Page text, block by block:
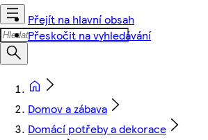
Přejít na hlavní obsah
Přeskočit na vyhledávání
Domov a zábava
Domácí potřeby a dekorace